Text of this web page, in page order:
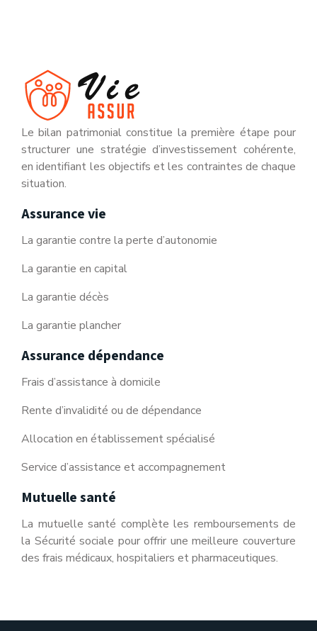
Le bilan patrimonial constitue la première étape pour
structurer une stratégie d’investissement cohérente,
en identifiant les objectifs et les contraintes de chaque
situation.
Assurance vie
La garantie contre la perte d’autonomie
La garantie en capital
La garantie décès
La garantie plancher
Assurance dépendance
Frais d’assistance à domicile
Rente d’invalidité ou de dépendance
Allocation en établissement spécialisé
Service d’assistance et accompagnement
Mutuelle santé
La mutuelle santé complète les remboursements de
la Sécurité sociale pour offrir une meilleure couverture
des frais médicaux, hospitaliers et pharmaceutiques.